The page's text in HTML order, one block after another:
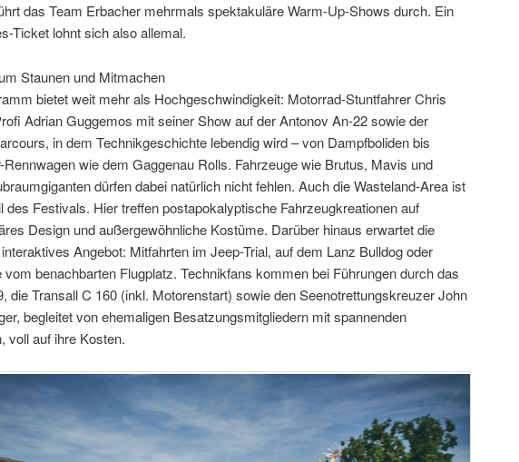
das Team Erbacher mehrmals spektakuläre Warm-Up-Shows durch. Ein
Ticket lohnt sich also allemal.
Staunen und Mitmachen
bietet weit mehr als Hochgeschwindigkeit: Motorrad-Stuntfahrer Chris
Adrian Guggemos mit seiner Show auf der Antonov An-22 sowie der
in dem Technikgeschichte lebendig wird – von Dampfboliden bis
Rennwagen wie dem Gaggenau Rolls. Fahrzeuge wie Brutus, Mavis und
dürfen dabei natürlich nicht fehlen. Auch die Wasteland-Area ist
des Festivals. Hier treffen postapokalyptische Fahrzeugkreationen auf
Design und außergewöhnliche Kostüme. Darüber hinaus erwartet die
Angebot: Mitfahrten im Jeep-Trial, auf dem Lanz Bulldog oder
vom benachbarten Flugplatz. Technikfans kommen bei Führungen durch das
die Transall C 160 (inkl. Motorenstart) sowie den Seenotrettungskreuzer John
begleitet von ehemaligen Besatzungsmitgliedern mit spannenden
voll auf ihre Kosten.